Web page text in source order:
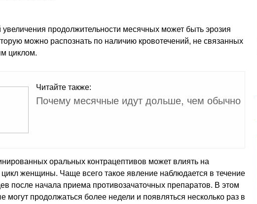
продолжительности месячных может быть эрозия
можно распознать по наличию кровотечений, не связанных
циклом.
Читайте также:
Почему месячные идут дольше, чем обычно
оральных контрацептивов может влиять на
женщины. Чаще всего такое явление наблюдается в течение
после начала приема противозачаточных препаратов. В этом
могут продолжаться более недели и появляться несколько раз в